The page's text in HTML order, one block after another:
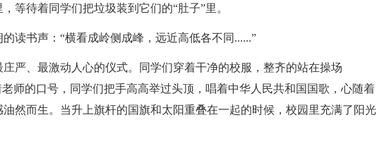
等待着同学们把垃圾装到它们的“肚子”里。
读书声：“横看成岭侧成峰，远近高低各不同......”
严、最激动人心的仪式。同学们穿着干净的校服，整齐的站在操场
老师的口号，同学们把手高高举过头顶，唱着中华人民共和国国歌，心随着
然而生。当升上旗杆的国旗和太阳重叠在一起的时候，校园里充满了阳光